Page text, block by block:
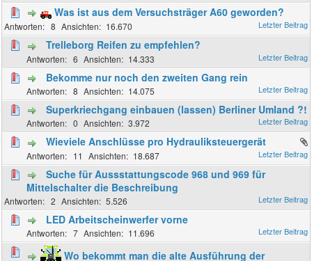
Was ist aus dem Versuchsträger A60 geworden?
8 16.670
Trelleborg Reifen zu empfehlen?
6 14.333
Bekomme nur noch den zweiten Gang rein
8 14.075
Superkriechgang einbauen (lassen) Berliner Umland ?!
0 3.972
Wieviele Anschlüsse pro Hydrauliksteuergerät
11 18.687
Suche für Aussstattungscode 968 und 969 für
Mittelschalter die Beschreibung
2 5.526
LED Arbeitscheinwerfer vorne
7 11.696
Wo bekommt man die alte Ausführung der